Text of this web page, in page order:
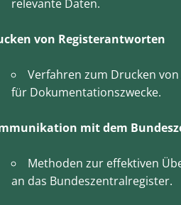
relevante Daten.
von Registerantworten
Verfahren zum Drucken
für Dokumentationszwecke.
mit dem
Methoden zur effektiven
an das Bundeszentralregister.